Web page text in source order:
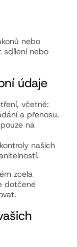
nebo
sdílení nebo
údaje
včetně:
a přenosu.
na
našich
zcela
dotčené